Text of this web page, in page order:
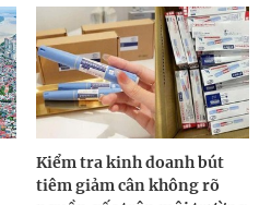
Kiểm tra kinh doanh bút
tiêm giảm cân không rõ